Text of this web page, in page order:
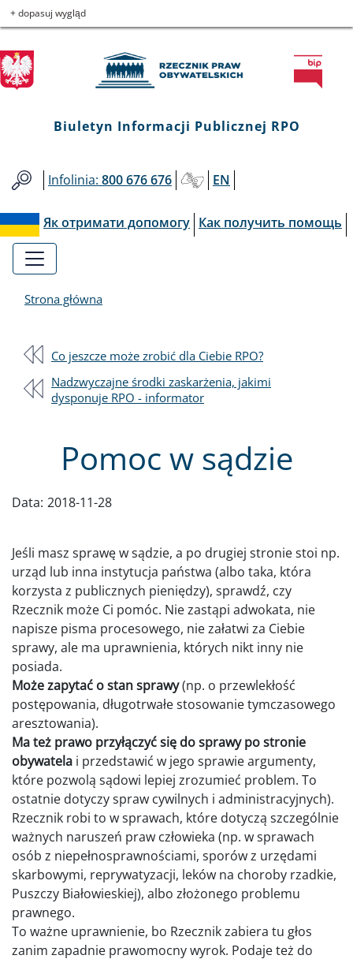
Przejdź
do
menu
głównego
Przejdź
do
treści
Przejdź
to
informacji
o
kontakcie
Przejdź
do
mapy
serwisu
Biuletyn
Informacji
Publicznej
RPO
+ dopasuj wygląd
Biuletyn Informacji Publicznej RPO
Infolinia: 800 676 676 EN
Як отримати допомогу Как получить помощь
Strona główna
Pomoc w sądzie
Data: 2018-11-28
Jeśli masz sprawę w sądzie, a po drugiej stronie stoi np.
urząd lub inna instytucja państwa (albo taka, która
korzysta z publicznych pieniędzy), sprawdź, czy
Rzecznik może Ci pomóc. Nie zastąpi adwokata, nie
napisze pisma procesowego, nie załatwi za Ciebie
sprawy, ale ma uprawnienia, których nikt inny nie
posiada.
Może zapytać o stan sprawy(np. o przewlekłość
postępowania, długotrwałe stosowanie tymczasowego
aresztowania).
Ma też prawo przyłączyć się do sprawy po stronie
obywatela i przedstawić w jego sprawie argumenty,
które pozwolą sądowi lepiej zrozumieć problem. To
ostatnie dotyczy spraw cywilnych i administracyjnych).
Rzecznik robi to w sprawach, które dotyczą szczególnie
ważnych naruszeń praw człowieka (np. w sprawach
osób z niepełnosprawnościami, sporów z urzędami
skarbowymi, reprywatyzacji, leków na choroby rzadkie,
Puszczy Białowieskiej), albo złożonego problemu
prawnego.
To ważne uprawnienie, bo Rzecznik zabiera tu głos
zanim zapadnie prawomocny wyrok. Podaje też do
Co jeszcze może zrobić dla Ciebie RPO?
Nadzwyczajne środki zaskarżenia, jakimi
dysponuje RPO - informator